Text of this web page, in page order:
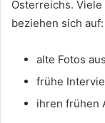
Österreichs.
beziehen sich auf:
alte Fotos
frühe
ihren frühen